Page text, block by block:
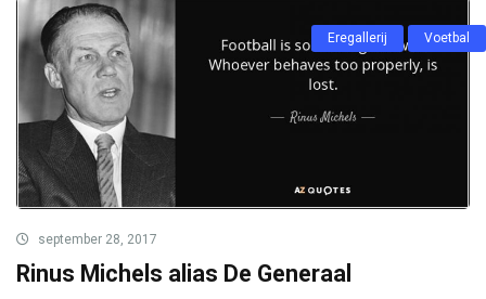
Eregallerij Voetbal
september 28, 2017
Rinus Michels alias De Generaal